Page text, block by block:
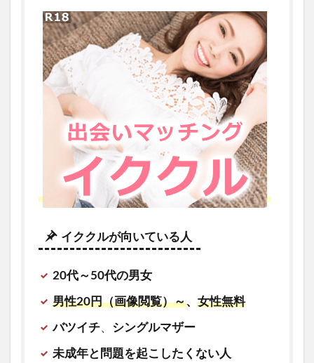
イククルが向いている人
20代～50代の男女
男性20円（画像閲覧）～、女性無料
バツイチ、 シングルマザー
未成年と問題を起こしたくない人